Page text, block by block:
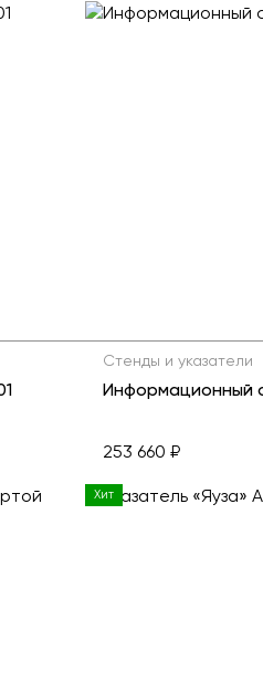
С-01
Стенды и указатели
253 660 ₽
Хит